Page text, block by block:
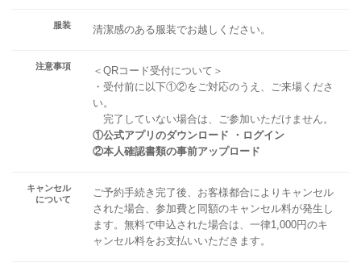
服装 清潔感のある服装でお越しください。
注意事項
＜QRコード受付について＞
・受付前に以下①②をご対応のうえ、ご来場くださ
い。
完了していない場合は、ご参加いただけません。
①公式アプリのダウンロード ・ログイン
②本人確認書類の事前アップロード
キャンセル
について
ご予約手続き完了後、お客様都合によりキャンセル
された場合、参加費と同額のキャンセル料が発生し
ます。無料で申込された場合は、一律1,000円のキ
ャンセル料をお支払いいただきます。